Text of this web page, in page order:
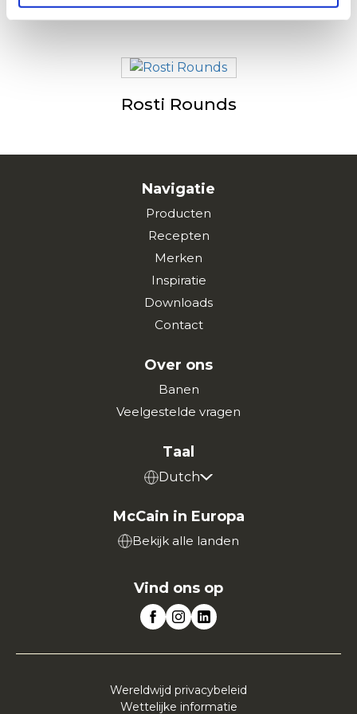
Potato Pancake / Bramborak
Rosti Rounds
Navigatie
Producten
Recepten
Merken
Inspiratie
Downloads
Contact
Over ons
Banen
Veelgestelde vragen
Taal
Dutch
McCain in Europa
Bekijk alle landen
Vind ons op
Wereldwijd privacybeleid
Wettelijke informatie